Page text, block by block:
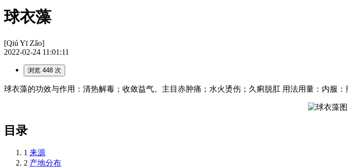
球衣藻
[Qiú Yī Zǎo]
2022-02-24 11:01:11
浏览 448 次
球衣藻的功效与作用：清热解毒；收敛益气。主目赤肿痛；水火烫伤；久痢脱肛 用法用量：内服：
目录
1 来源
2 产地分布